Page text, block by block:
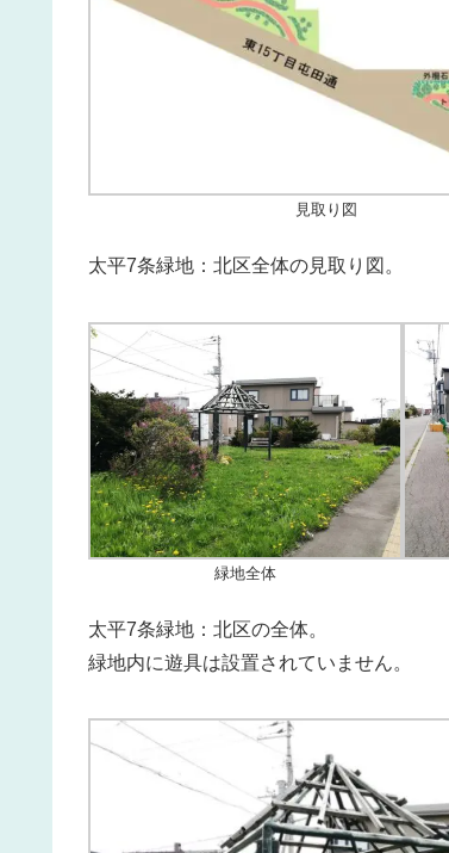
見取り図
太平7条緑地：北区全体の見取り図。
緑地全体
太平7条緑地：北区の全体。
緑地内に遊具は設置されていません。